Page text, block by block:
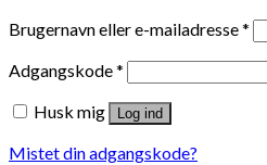
Brugernavn eller e-mailadresse*
Adgangskode*
Husk mig
Log ind
Mistet din adgangskode?